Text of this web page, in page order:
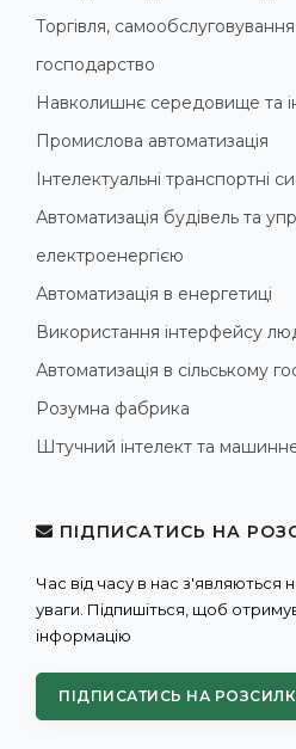
Торгівля, самообслуговування
господарство
Навколишнє середовище та
Промислова автоматизація
Інтелектуальні транспортні
Автоматизація будівель та
електроенергією
Автоматизація в енергетиці
Використання інтерфейсу
Автоматизація в сільському
Розумна фабрика
Штучний інтелект та
ПІДПИСАТИСЬ НА
Час від часу в нас з'являються
уваги. Підпишіться, щоб
інформацію
ПІДПИСАТИСЬ НА